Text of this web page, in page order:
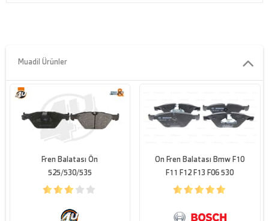
Genislik 2 [mm]
Yükseklik 1 [mm] 68,3
Yükseklik 2 [mm]
Parça numarasi
Muadil Ürünler
Fren Balatası Ön
525/530/535
On Fren Balatası Bmw F10
F11 F12 F13 F06 530